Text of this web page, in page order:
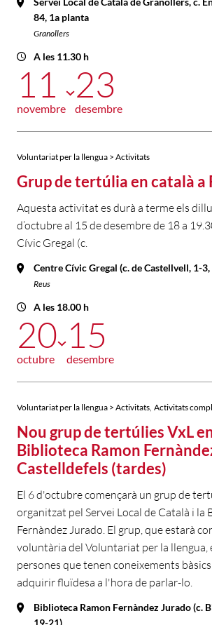
84, 1a planta
Granollers
A les 11.30 h
11
novembre
23
desembre
Voluntariat per la llengua > Activitats
Grup de tertúlia en català a
Aquesta activitat es durà a terme els
d’octubre al 15 de desembre de 18 a
Cívic Gregal (c.
Centre Cívic Gregal (c. de Castellvell, 1-3,
Reus
A les 18.00 h
20
octubre
15
desembre
Voluntariat per la llengua > Activitats Activitats
Nou grup de tertúlies VxL
Biblioteca Ramon
Castelldefels (tardes)
El 6 d'octubre començarà un grup de
organitzat pel Servei Local de Català i la
Fernàndez Jurado. El grup, que estarà
voluntària del Voluntariat per la llengua,
persones que tenen coneixements
adquirir fluïdesa a l'hora de parlar-lo.
Biblioteca Ramon Fernàndez Jurado (c.